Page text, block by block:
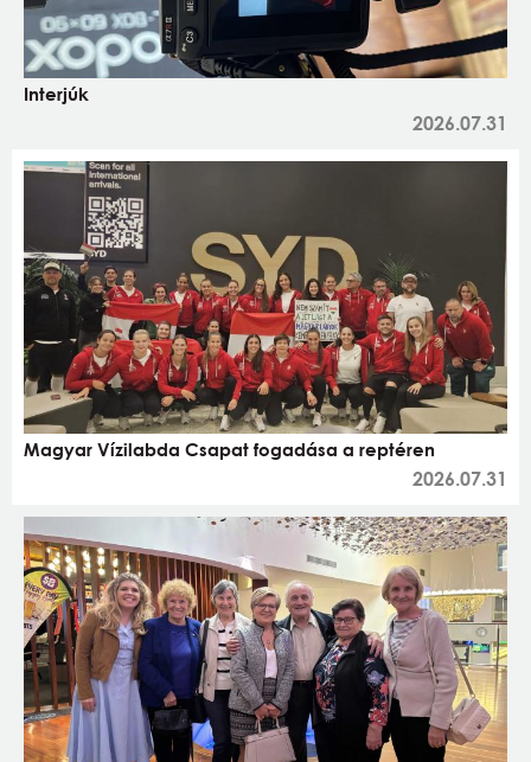
Interjúk
2026.07.31
Magyar Vízilabda Csapat fogadása a reptéren
2026.07.31